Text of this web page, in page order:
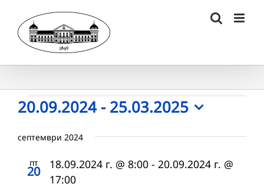
content
Събития
20.09.2024 - 25.03.2025
date.
септември 2024
пт
20 18.09.2024 г. @ 8:00 - 20.09.2024 г. @
17:00